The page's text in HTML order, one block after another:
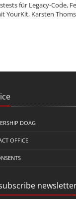
für Legacy-Code,
YourKit, Karsten Thoms
DOAG
OFFICE